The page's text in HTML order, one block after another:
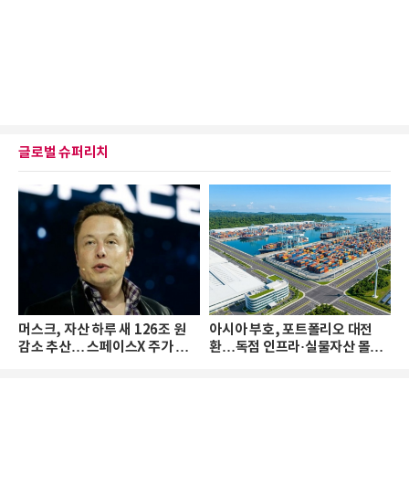
글로벌 슈퍼리치
머스크, 자산 하루 새 126조 원
감소 추산… 스페이스X 주가 하
아시아 부호, 포트폴리오 대전
환…독점 인프라·실물자산 몰린